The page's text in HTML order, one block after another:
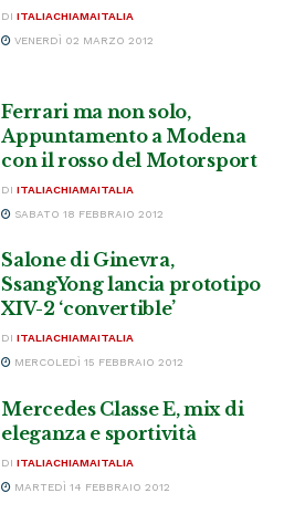
DI ITALIACHIAMAITALIA
VENERDÌ 02 MARZO 2012
Ferrari ma non solo,
Appuntamento a Modena
con il rosso del Motorsport
DI ITALIACHIAMAITALIA
SABATO 18 FEBBRAIO 2012
Salone di Ginevra,
SsangYong lancia prototipo
XIV-2 ‘convertible’
DI ITALIACHIAMAITALIA
MERCOLEDÌ 15 FEBBRAIO 2012
Mercedes Classe E, mix di
eleganza e sportività
DI ITALIACHIAMAITALIA
MARTEDÌ 14 FEBBRAIO 2012